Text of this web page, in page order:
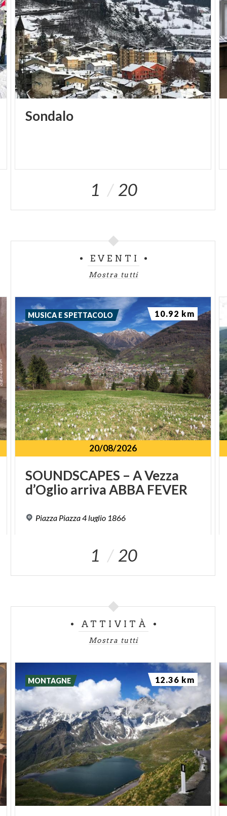
Sondalo
1 20
EVENTI
Mostra tutti
20/08/2026
SOUNDSCAPES – AVezza
d’OglioarrivaABBA FEVER
Piazza Piazza4 luglio 1866
MUSICA E SPETTACOLO 10.92 km
1 20
ATTIVITÀ
Mostra tutti
MONTAGNE 12.36 km